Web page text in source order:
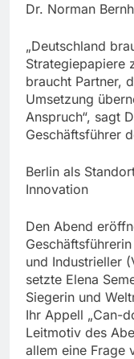
Dr. Norman
„Deutschland
Strategiepapiere
braucht Partner,
Umsetzung
Anspruch“, sagt
Geschäftsführer
Berlin als
Innovation
Den Abend
und Industrieller
setzte Elena
Siegerin und
Ihr Appell „Can-
Leitmotiv des
allem eine Frage